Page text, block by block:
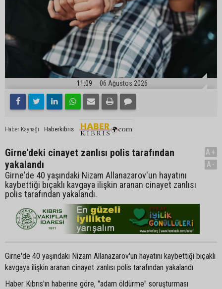
11:09 06 Ağustos 2026
Haber Kaynağı Haberkibris
Girne'deki cinayet zanlısı polis tarafından
yakalandı
Girne'de 40 yaşındaki Nizam Allanazarov'un hayatını
kaybettiği bıçaklı kavgaya ilişkin aranan cinayet zanlısı
polis tarafından yakalandı.
A+
A-
Girne'de 40 yaşındaki Nizam Allanazarov'un hayatını kaybettiği bıçaklı
kavgaya ilişkin aranan cinayet zanlısı polis tarafından yakalandı.
Haber Kıbrıs'ın haberine göre, "adam öldürme" soruşturması